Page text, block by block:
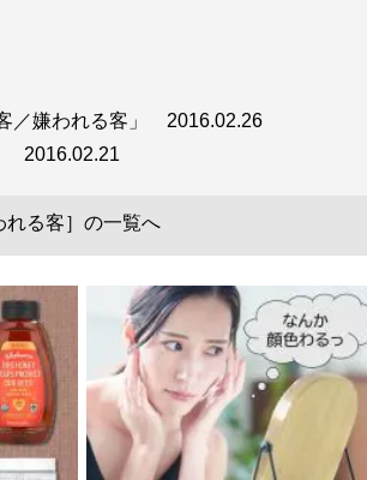
／嫌われる客」 2016.02.26
2016.02.21
れる客］の一覧へ